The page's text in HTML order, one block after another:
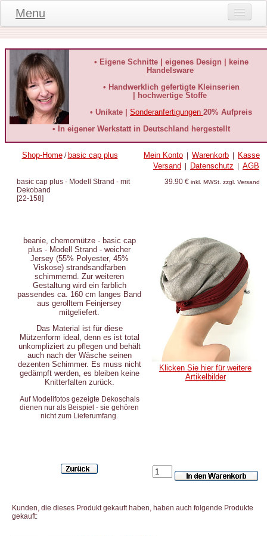
Menu
Produktinformationen
Kundeninformationen
häufige Fragen
Kontakt
Datenschutz
• Eigene Schnitte | eigenes Design | keine
Handelsware
• Handwerklich gefertigte Kleinserien
| hochwertige Stoffe
• Unikate | Sonderanfertigungen 20% Aufpreis
• In eigener Werkstatt in Deutschland hergestellt
Shop-Home/ basic cap plus Mein Konto Warenkorb
Kasse
Versand
Datenschutz AGB
basic cap plus - Modell Strand - mit
Dekoband
[22-158]
39.90 € inkl. MWSt. zzgl. Versand
beanie, chemomütze - basic cap
plus - Modell Strand - weicher
Jersey (55% Polyester, 45%
Viskose) strandsandfarben
schimmernd. Zur weiteren
Gestaltung wird ein farblich
passendes ca. 160 cm langes Band
aus gerolltem Feinjersey
mitgeliefert.
Das Material ist für diese
Mützenform ideal, denn es ist total
unkompliziert zu pflegen und behält
auch nach der Wäsche seinen
dezenten Schimmer. Es muss nicht
gedämpft werden, es bleiben keine
Knitterfalten zurück.
Auf Modellfotos gezeigte Dekoschals
dienen nur als Beispiel - sie gehören
nicht zum Lieferumfang.
Klicken Sie hier für weitere
Artikelbilder
Kunden, die dieses Produkt gekauft haben, haben auch folgende Produkte
gekauft: